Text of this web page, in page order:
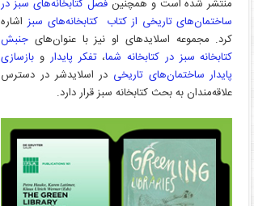
منتشر شده است و همچنینفصل کتابخانه‌های سبز در
ساختمان‌های تاریخی از کتاب کتابخانه‌های سبز اشاره
کرد. مجموعه اسلاید‌های او نیز با عنوان­‌های جنبش
کتابخانه سبز در کتابخانه شما،تفکر پایدار و بازسازی
پایدار ساختمان­‌های تاریخی در اسلایدشر در دسترس
علاقه‌مندان به بحث کتابخانه سبز قرار دارد.